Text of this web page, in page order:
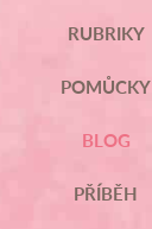
RUBRIKY
POMŮCKY
BLOG
PŘÍBĚH